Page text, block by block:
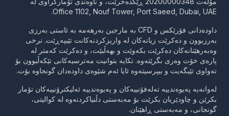
Office 1102, Nouf Tower, Port Saeed, Dubai, UAE.
داودەدانی فۆرێکس و CFD بە مارجین بەرهەمە بە ئاستی بەرزی
بەرزبوون و دەکرێت زیانەکان لە واریزکردنەکانت تێبپەڕێت. نرخی
وەبەرهێنانەکان دەکرێت بکەوێت و بهەڵبێت، و دەکرێت کەمتر لە
پارەی خۆت وەری بگرێتەوە. تکایە بتوانیت مەترسیەکانی تێکەڵبوون بۆ
تەواوی تێبگەیت و بیپرسیتەوە ئایا ئەم شێوەی داودەدان گونجاوە بۆت.
لەوانەیە پەیوەندییە تەلەفۆنییەکان و پەیوەندییە ئەلیکترۆنییەکان تۆمار
بکرێن و چاودێریان بکرێت بۆ مەبەستی دڵنیاکردنەوە لە کوالیتی،
گونجانی، و مەبەستی ڕاهێنان.